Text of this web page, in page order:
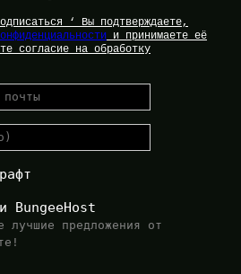
‘ Вы подтверждаете,
и принимаете её
согласие на обработку
BungeeHost
лучшие предложения от